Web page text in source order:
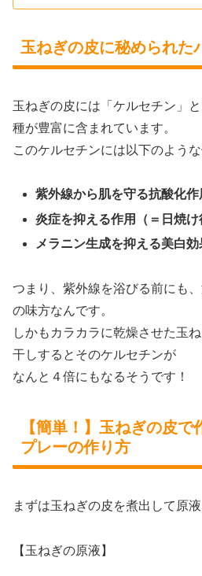
玉ねぎの皮に秘められた
玉ねぎの皮には「ケルセチン」
種が豊富に含まれています。
このケルセチンには以下のような
紫外線から肌を守る抗酸化作
炎症を抑える作用（＝日焼
メラニン生成を抑える美白効
つまり、紫外線を浴びる前にも
の味方なんです。
しかもカラカラに乾燥させた玉
干しするとそのケルセチンが
なんと４倍にもなるそうです！
【簡単！】玉ねぎの皮
プレーの作り方
まずは玉ねぎの皮を煮出して原液
【玉ねぎの原液】